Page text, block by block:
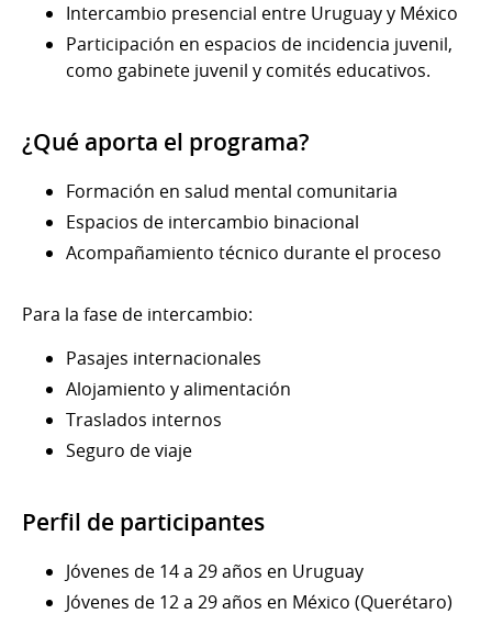
Intercambio presencial entre Uruguay y México
Participación en espacios de incidencia juvenil,
como gabinete juvenil y comités educativos.
¿Qué aporta el programa?
Formación en salud mental comunitaria
Espacios de intercambio binacional
Acompañamiento técnico durante el proceso
Para la fase de intercambio:
Pasajes internacionales
Alojamiento y alimentación
Traslados internos
Seguro de viaje
Perfil de participantes
Jóvenes de 14 a 29 años en Uruguay
Jóvenes de 12 a 29 años en México (Querétaro)